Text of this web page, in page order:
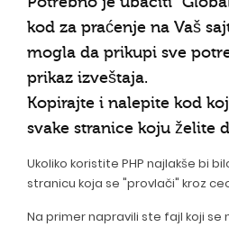
kod za praćenje na Vaš
mogla da prikupi sve
prikaz izveštaja.
Kopirajte i nalepite kod
svake stranice koju želite
Ukoliko koristite PHP najlakše bi
stranicu koja se "provlači" kroz
Na primer napravili ste fajl koji se